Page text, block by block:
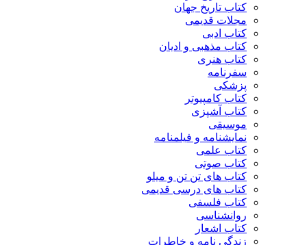
کتاب تاریخ جهان
مجلات قدیمی
کتاب ادبی
کتاب مذهبی و ادیان
کتاب هنری
سفرنامه
پزشکی
کتاب کامپیوتر
کتاب آشپزی
موسیقی
نمایشنامه و فیلمنامه
کتاب علمی
کتاب صوتی
کتاب های تن تن و میلو
کتاب های درسی قدیمی
کتاب فلسفی
روانشناسی
کتاب اشعار
زندگی نامه و خاطرات